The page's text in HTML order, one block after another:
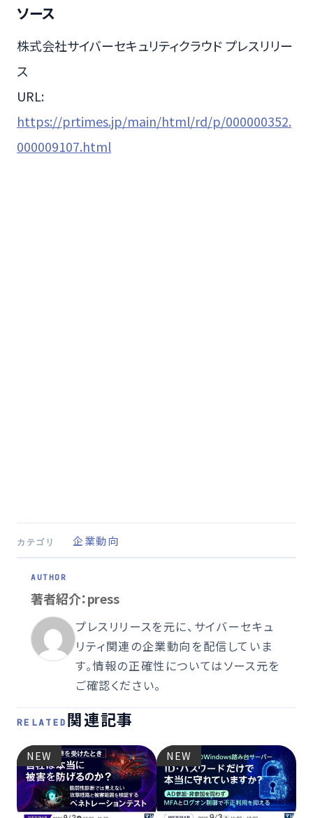
ソース
株式会社サイバーセキュリティクラウド プレスリリー
ス
URL:
https://prtimes.jp/main/html/rd/p/000000352.
000009107.html
カテゴリ 企業動向
著者紹介：press
プレスリリースを元に、サイバーセキュ
リティ関連の企業動向を配信していま
す。情報の正確性についてはソース元を
ご確認ください。
RELATED 関連記事
NEW NEW